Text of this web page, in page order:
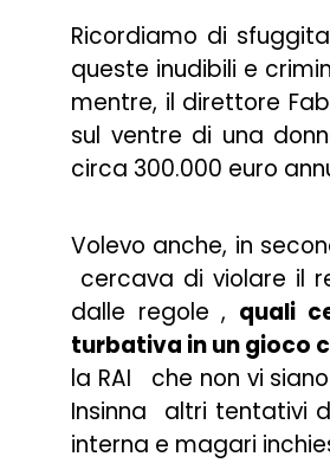
Ricordiamo di
queste inudibili e
mentre, il direttore
sul ventre di una
circa 300.000 euro
Volevo anche, in
cercava di violare il
dalle regole , quali
turbativa in un gioco
la RAI che non vi
Insinna altri tentativi
interna e magari